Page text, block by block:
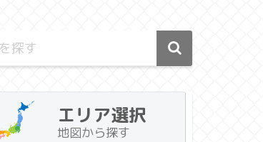
エリア選択
地図から探す